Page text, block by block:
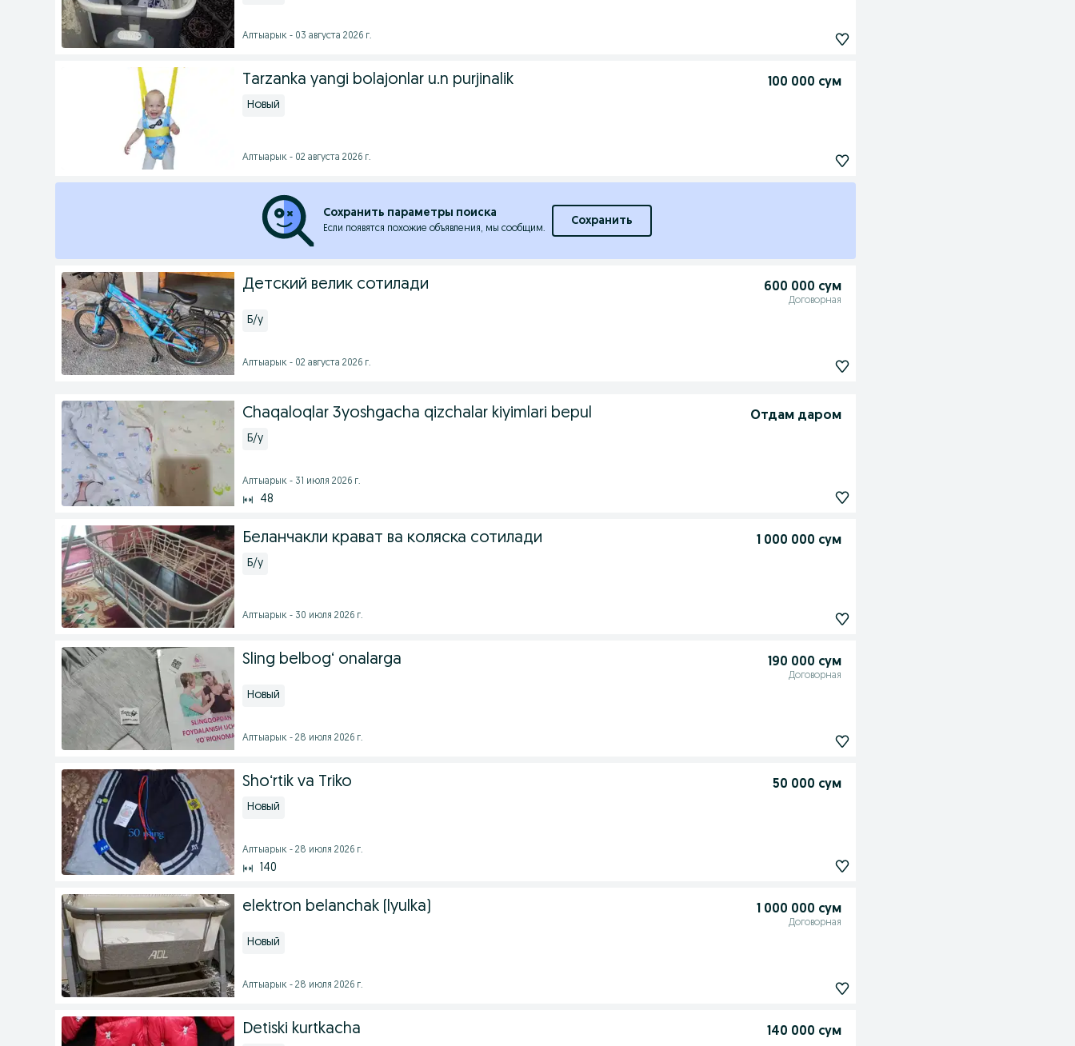
Алтыарык - 03 августа 2026 г.
Tarzanka yangi bolajonlar u.n purjinalik 100 000 сум
Новый
Алтыарык - 02 августа 2026 г.
Сохранить параметры поиска
Если появятся похожие объявления, мы сообщим.
Сохранить
Детский велик сотилади 600 000 сум
Договорная
Б/у
Алтыарык - 02 августа 2026 г.
Chaqaloqlar 3yoshgacha qizchalar kiyimlari bepul Отдам даром
Б/у
Алтыарык - 31 июля 2026 г.
48
Беланчакли крават ва коляска сотилади 1 000 000 сум
Б/у
Алтыарык - 30 июля 2026 г.
Sling belbog‘ onalarga 190 000 сум
Договорная
Новый
Алтыарык - 28 июля 2026 г.
Shoʻrtik va Triko 50 000 сум
Новый
Алтыарык - 28 июля 2026 г.
140
elektron belanchak (lyulka) 1 000 000 сум
Договорная
Новый
Алтыарык - 28 июля 2026 г.
Detiski kurtkacha 140 000 сум